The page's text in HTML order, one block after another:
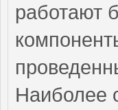
работают
Наиболее